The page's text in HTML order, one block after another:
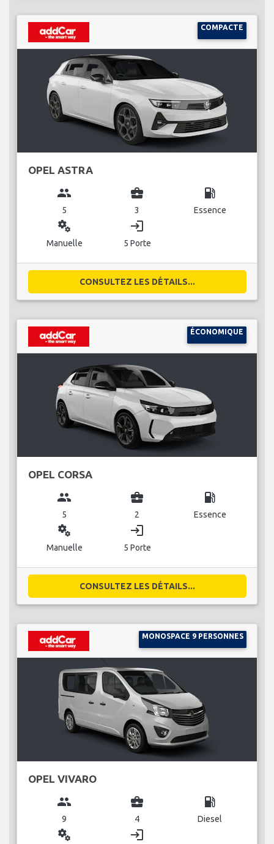
COMPACTE
OPEL ASTRA
group
5
business_center
3
local_gas_station
Essence
miscellaneous_services
Manuelle
login
5 Porte
CONSULTEZ LES DÉTAILS...
ÉCONOMIQUE
OPEL CORSA
group
5
business_center
2
local_gas_station
Essence
miscellaneous_services
Manuelle
login
5 Porte
CONSULTEZ LES DÉTAILS...
MONOSPACE 9 PERSONNES
OPEL VIVARO
group
9
business_center
4
local_gas_station
Diesel
miscellaneous_services login